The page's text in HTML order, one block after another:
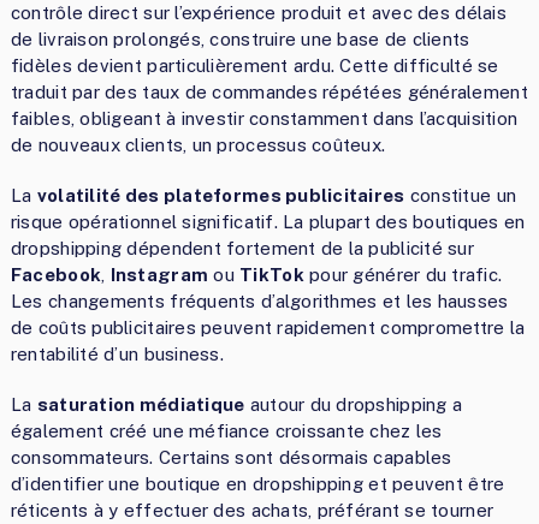
contrôle direct sur l’expérience produit et avec des délais
de livraison prolongés, construire une base de clients
fidèles devient particulièrement ardu. Cette difficulté se
traduit par des taux de commandes répétées généralement
faibles, obligeant à investir constamment dans l’acquisition
de nouveaux clients, un processus coûteux.
La volatilité des plateformes publicitaires constitue un
risque opérationnel significatif. La plupart des boutiques en
dropshipping dépendent fortement de la publicité sur
Facebook Instagram ou TikTok pour générer du trafic.
Les changements fréquents d’algorithmes et les hausses
de coûts publicitaires peuvent rapidement compromettre la
rentabilité d’un business.
La saturation médiatique autour du dropshipping a
également créé une méfiance croissante chez les
consommateurs. Certains sont désormais capables
d’identifier une boutique en dropshipping et peuvent être
réticents à y effectuer des achats, préférant se tourner